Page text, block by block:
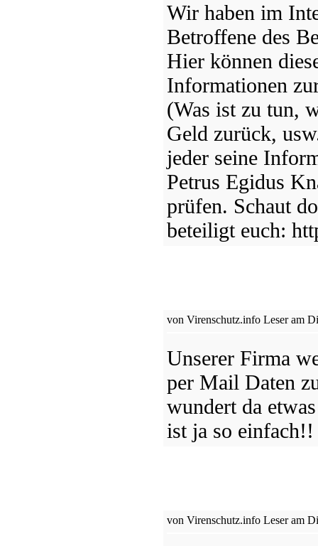
Wir haben im
Betroffene des
Hier können
Informationen
(Was ist zu tun,
Geld zurück,
jeder seine
Petrus Egidus
prüfen. Schaut
beteiligt euch:
von Virenschutz.info Leser am
Unserer Firma
per Mail Daten
wundert da
ist ja so einfach!!
von Virenschutz.info Leser am